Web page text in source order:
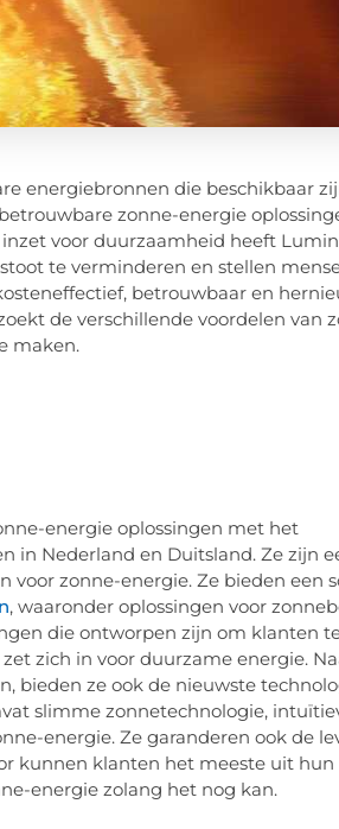
energiebronnen die beschikbaar
zonne-energie
voor duurzaamheid heeft
te verminderen en stellen
betrouwbaar en
de verschillende voordelen van
maken.
energie oplossingen met het
in Nederland en Duitsland. Ze zijn
voor zonne-energie. Ze bieden een
, waaronder oplossingen voor
die ontworpen zijn om klanten
zich in voor duurzame energie.
bieden ze ook de nieuwste
slimme zonnetechnologie,
energie. Ze garanderen ook de
kunnen klanten het meeste uit hun
energie zolang het nog kan.